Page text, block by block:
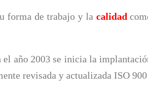
forma de trabajo y la calidad
año 2003 se inicia la
revisada y actualizada ISO